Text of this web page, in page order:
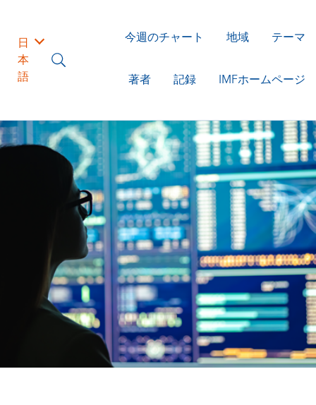
日
本
語
今週のチャート 地域 テーマ
著者 記録 IMFホームページ